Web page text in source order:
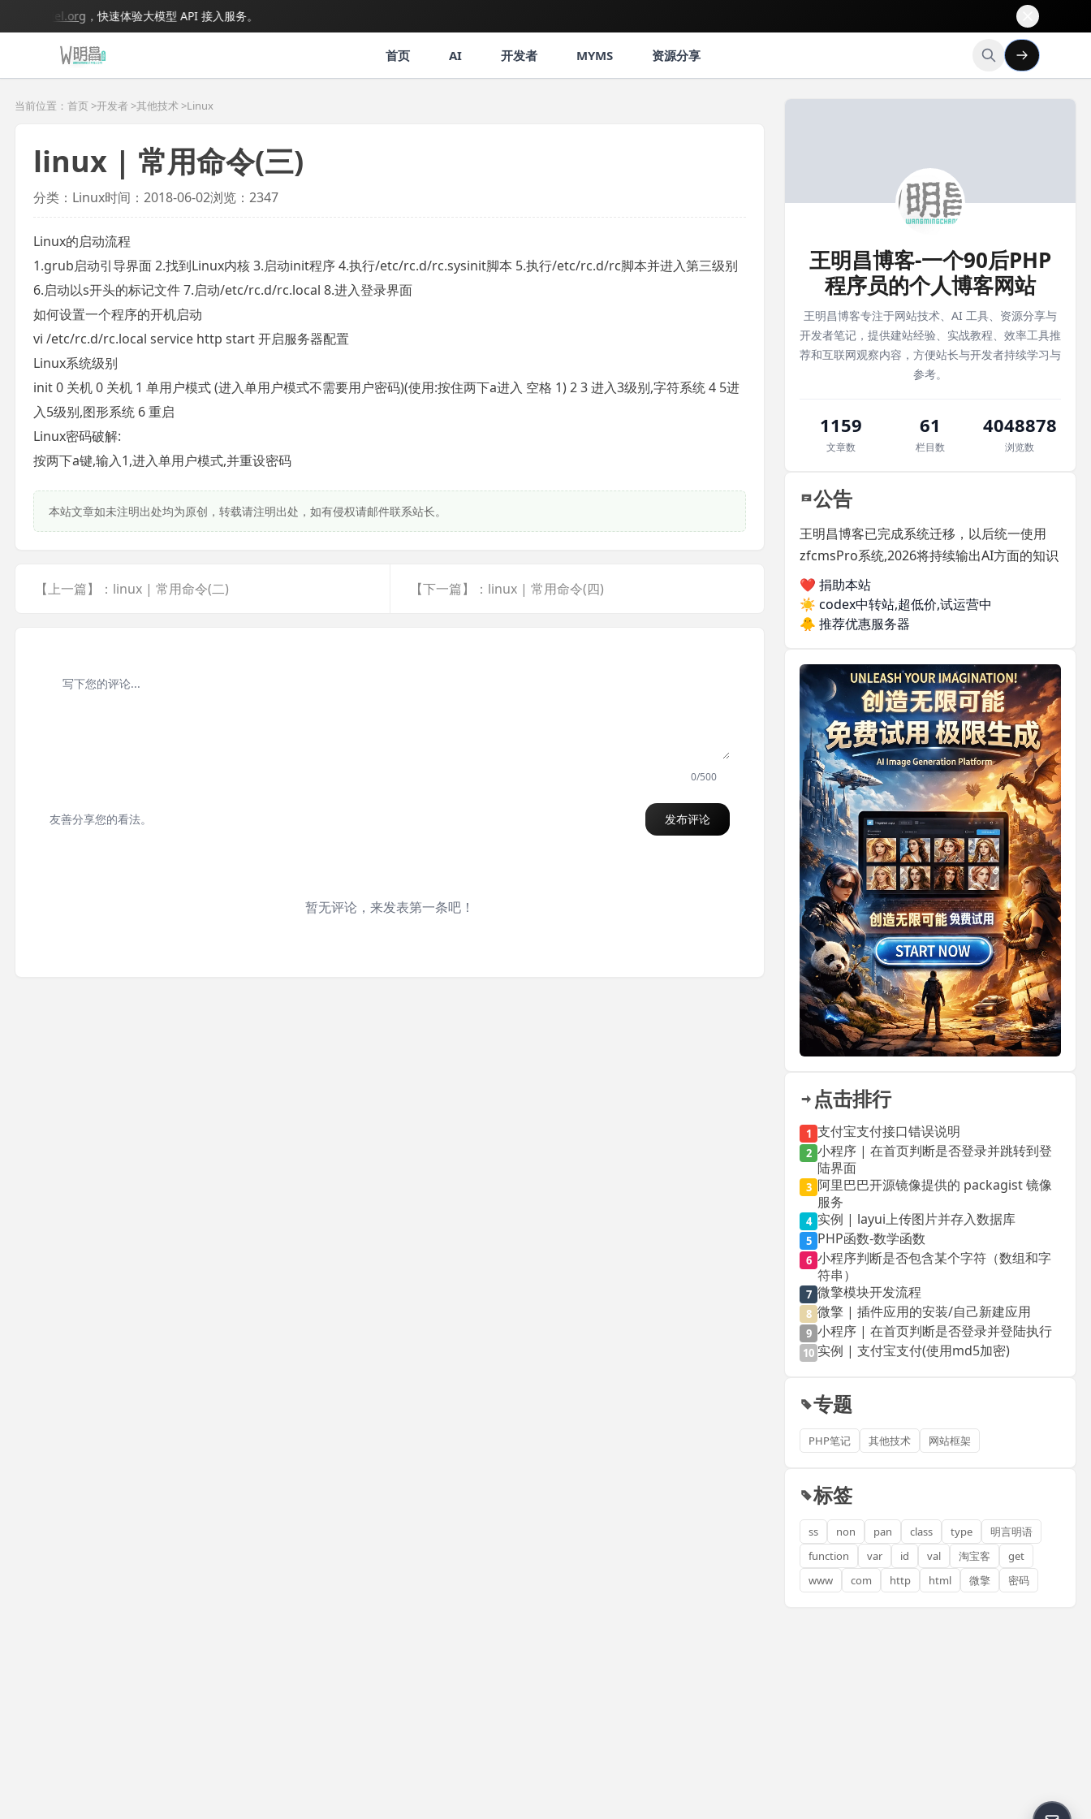
，快速体验大模型 API 接入服务。
首页 AI 开发者 MYMS 资源分享
当前位置：首页 >开发者 >其他技术 >Linux
linux | 常用命令(三)
分类：Linux时间：2018-06-02浏览：2347
Linux的启动流程
1.grub启动引导界面 2.找到Linux内核 3.启动init程序 4.执行/etc/rc.d/rc.sysinit脚本 5.执行/etc/rc.d/rc脚本并进入第三级别
6.启动以s开头的标记文件 7.启动/etc/rc.d/rc.local 8.进入登录界面
如何设置一个程序的开机启动
vi /etc/rc.d/rc.local service http start 开启服务器配置
Linux系统级别
init 0 关机 0 关机 1 单用户模式 (进入单用户模式不需要用户密码)(使用:按住两下a进入 空格 1) 2 3 进入3级别,字符系统 4 5进
入5级别,图形系统 6 重启
Linux密码破解:
按两下a键,输入1,进入单用户模式,并重设密码
本站文章如未注明出处均为原创，转载请注明出处，如有侵权请邮件联系站长。
【上一篇】：linux | 常用命令(二) 【下一篇】：linux | 常用命令(四)
0/500
友善分享您的看法。 发布评论
暂无评论，来发表第一条吧！
王明昌博客-一个90后PHP
程序员的个人博客网站
王明昌博客专注于网站技术、AI 工具、资源分享与
开发者笔记，提供建站经验、实战教程、效率工具推
荐和互联网观察内容，方便站长与开发者持续学习与
参考。
1159
文章数
61
栏目数
4048878
浏览数
公告
王明昌博客已完成系统迁移，以后统一使用
zfcmsPro系统,2026将持续输出AI方面的知识
❤️ 捐助本站
☀️ codex中转站,超低价,试运营中
🐥 推荐优惠服务器
点击排行
1 支付宝支付接口错误说明
2 小程序 | 在首页判断是否登录并跳转到登
陆界面
3 阿里巴巴开源镜像提供的 packagist 镜像
服务
4 实例 | layui上传图片并存入数据库
5 PHP函数-数学函数
6 小程序判断是否包含某个字符（数组和字
符串）
7 微擎模块开发流程
8 微擎 | 插件应用的安装/自己新建应用
9 小程序 | 在首页判断是否登录并登陆执行
10 实例 | 支付宝支付(使用md5加密)
专题
PHP笔记 其他技术 网站框架
标签
ss non pan class type
明言明语
function
var id val 淘宝客
get
www
com http html 微擎 密码